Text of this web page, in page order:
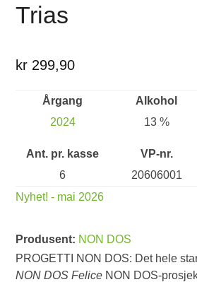
Trias
kr 299,90
Årgang
2024
Alkohol
13 %
Ant. pr. kasse
6
VP-nr.
20606001
Nyhet! - mai 2026
Produsent: NON DOS
PROGETTI NON DOS: Det hele
NON DOS Felice NON DOS-